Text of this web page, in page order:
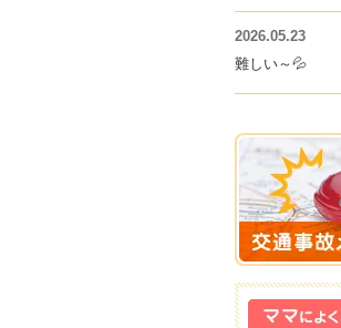
2026.05.23
難しい～💦